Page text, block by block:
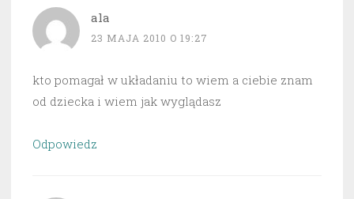
ala
23 MAJA 2010 O 19:27
kto pomagał w układaniu to wiem a ciebie znam
od dziecka i wiem jak wyglądasz
Odpowiedz